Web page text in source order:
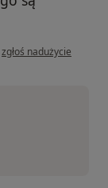
w opinii użytkownika
zgłoś nadużycie